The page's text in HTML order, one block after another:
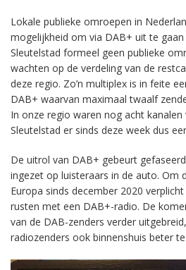
Lokale publieke omroepen in
mogelijkheid om via DAB+ uit te
Sleutelstad formeel geen publieke
wachten op de verdeling van de
deze regio. Zo’n multiplex is in feite
DAB+ waarvan maximaal twaalf
In onze regio waren nog acht
Sleutelstad er sinds deze week dus
De uitrol van DAB+ gebeurt
ingezet op luisteraars in de auto. Om
Europa sinds december 2020
rusten met een DAB+-radio. De
van de DAB-zenders verder
radiozenders ook binnenshuis beter